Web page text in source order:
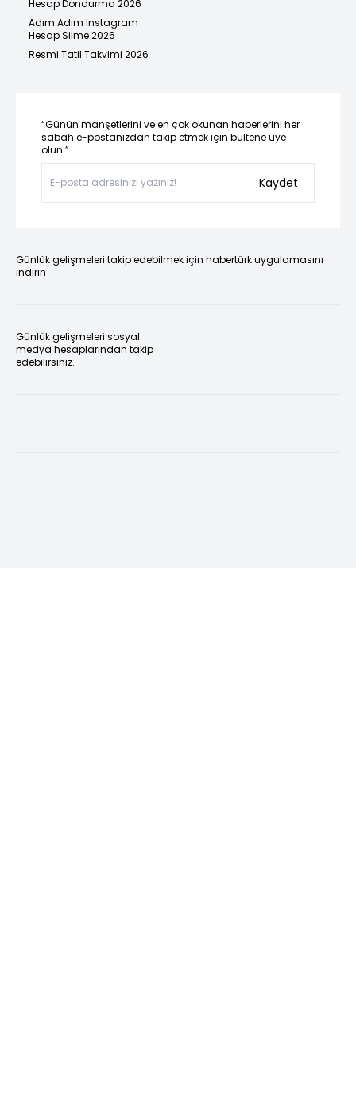
Hesap Dondurma 2026
Adım Adım Instagram
Hesap Silme 2026
Resmi Tatil Takvimi 2026
“Günün manşetlerini ve en çok okunan haberlerini her
sabah e-postanızdan takip etmek için bültene üye
olun.”
Kaydet
Günlük gelişmeleri takip edebilmek için habertürk uygulamasını
indirin
Günlük gelişmeleri sosyal
medya hesaplarından takip
edebilirsiniz.